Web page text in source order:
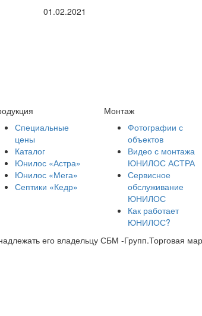
01.02.2021
Специальные
цены
Каталог
Юнилос «Астра»
Юнилос «Мега»
Септики «Кедр»
Монтаж
Фотографии с
объектов
Видео с монтажа
ЮНИЛОС АСТРА
Сервисное
обслуживание
ЮНИЛОС
Как работает
ЮНИЛОС?
его владельцу СБМ -Групп.Торговая